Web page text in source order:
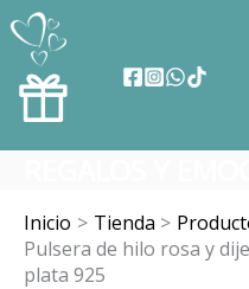
contenido
Inicio Tienda
Pulsera de hilo rosa y
plata 925